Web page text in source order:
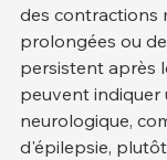
des contractions
prolongées ou
persistent après
peuvent indiquer
neurologique,
d'épilepsie,